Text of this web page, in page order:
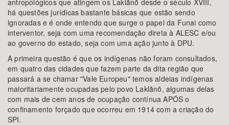
antropológicos que atingem os Laklãnõ desde o século XVIII,
há questões jurídicas bastante básicas que estão sendo
ignoradas e é onde entendo que surge o papel da Funai como
interventor, seja com uma recomendação direta à ALESC e/ou
ao governo do estado, seja com uma ação junto à DPU.
A primeira questão é que os indígenas não foram consultados,
em quatro das cidades que fazem parte da dita região que
passará a se chamar "Vale Europeu" temos aldeias indígenas
maioritariamente ocupadas pelo povo Laklãnõ, algumas delas
com mais de cem anos de ocupação contínua APÓS o
confinamento forçado que ocorreu em 1914 com a criação do
SPI.